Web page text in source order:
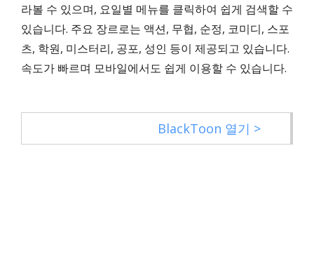
라볼 수 있으며, 요일별 메뉴를 클릭하여 쉽게 검색할 수
있습니다. 주요 장르로는 액션, 무협, 순정, 코미디, 스포
츠, 학원, 미스터리, 공포, 성인 등이 제공되고 있습니다.
속도가 빠르며 모바일에서도 쉽게 이용할 수 있습니다.
BlackToon 열기 >